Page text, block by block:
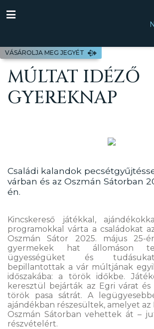
VÁSÁROLJA MEG JEGYÉT
MÚLTAT IDÉZŐ
GYEREKNAP
Családi kalandok
várban és az Oszmán Sátorban
én.
Kincskereső játékkal,
programokkal várta a családokat
Oszmán Sátor 2025. május 25-
gyermekek hat állomáson
ügyességüket és
bepillantottak a vár múltjának
időszakába: a török időkbe.
keresztül bejárták az Egri várat és
török pasa sátrát. A
ajándékban részesültek, amelyet az
Oszmán Sátorban vehettek át –
részvételért.